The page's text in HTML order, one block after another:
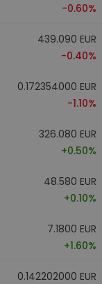
-0.60%
439.090 EUR
-0.40%
0.172354000 EUR
-1.10%
326.080 EUR
+0.50%
48.580 EUR
+0.10%
7.1800 EUR
+1.60%
0.142202000 EUR